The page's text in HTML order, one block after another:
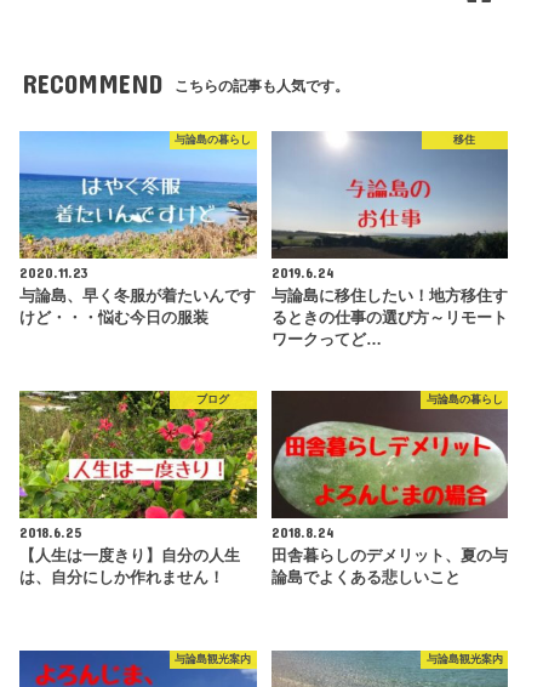
RECOMMEND こちらの記事も人気です。
与論島の暮らし
2020.11.23
与論島、早く冬服が着たいんです
けど・・・悩む今日の服装
移住
2019.6.24
与論島に移住したい！地方移住す
るときの仕事の選び方～リモート
ワークってど…
ブログ
2018.6.25
【人生は一度きり】自分の人生
は、自分にしか作れません！
与論島の暮らし
2018.8.24
田舎暮らしのデメリット、夏の与
論島でよくある悲しいこと
与論島観光案内 与論島観光案内